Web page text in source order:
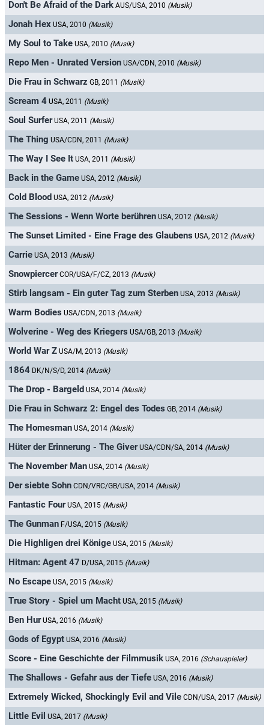
Don't Be Afraid of the Dark AUS/USA, 2010 (Musik)
Jonah Hex USA, 2010 (Musik)
My Soul to Take USA, 2010 (Musik)
Repo Men - Unrated Version USA/CDN, 2010 (Musik)
Die Frau in Schwarz GB, 2011 (Musik)
Scream 4 USA, 2011 (Musik)
Soul Surfer USA, 2011 (Musik)
The Thing USA/CDN, 2011 (Musik)
The Way I See It USA, 2011 (Musik)
Back in the Game USA, 2012 (Musik)
Cold Blood USA, 2012 (Musik)
The Sessions - Wenn Worte berühren USA, 2012 (Musik)
The Sunset Limited - Eine Frage des Glaubens USA, 2012 (Musik)
Carrie USA, 2013 (Musik)
Snowpiercer COR/USA/F/CZ, 2013 (Musik)
Stirb langsam - Ein guter Tag zum Sterben USA, 2013 (Musik)
Warm Bodies USA/CDN, 2013 (Musik)
Wolverine - Weg des Kriegers USA/GB, 2013 (Musik)
World War Z USA/M, 2013 (Musik)
1864 DK/N/S/D, 2014 (Musik)
The Drop - Bargeld USA, 2014 (Musik)
Die Frau in Schwarz 2: Engel des Todes GB, 2014 (Musik)
The Homesman USA, 2014 (Musik)
Hüter der Erinnerung - The Giver USA/CDN/SA, 2014 (Musik)
The November Man USA, 2014 (Musik)
Der siebte Sohn CDN/VRC/GB/USA, 2014 (Musik)
Fantastic Four USA, 2015 (Musik)
The Gunman F/USA, 2015 (Musik)
Die Highligen drei Könige USA, 2015 (Musik)
Hitman: Agent 47 D/USA, 2015 (Musik)
No Escape USA, 2015 (Musik)
True Story - Spiel um Macht USA, 2015 (Musik)
Ben Hur USA, 2016 (Musik)
Gods of Egypt USA, 2016 (Musik)
Score - Eine Geschichte der Filmmusik USA, 2016 (Schauspieler)
The Shallows - Gefahr aus der Tiefe USA, 2016 (Musik)
Extremely Wicked, Shockingly Evil and Vile CDN/USA, 2017 (Musik)
Little Evil USA, 2017 (Musik)